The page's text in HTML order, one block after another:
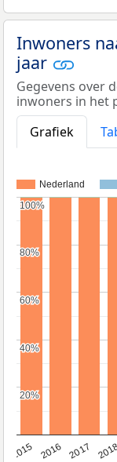
Inwoners
jaar
Gegevens over
inwoners in het
Grafiek
Nederland
2015 2016 2017
20%
20%
40%
40%
60%
60%
80%
80%
100%
100%